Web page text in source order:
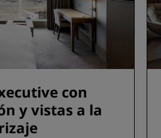
con
y vistas a la